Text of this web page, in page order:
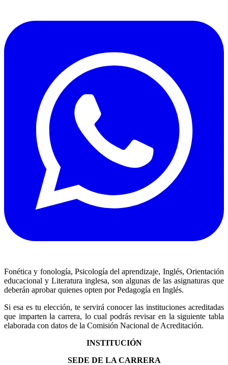
Fonética y fonología, Psicología del aprendizaje, Inglés, Orientación
educacional y Literatura inglesa, son algunas de las asignaturas que
deberán aprobar quienes opten por Pedagogía en Inglés.
Si esa es tu elección, te servirá conocer las instituciones acreditadas
que imparten la carrera, lo cual podrás revisar en la siguiente tabla
elaborada con datos de la Comisión Nacional de Acreditación.
INSTITUCIÓN
SEDE DE LA CARRERA